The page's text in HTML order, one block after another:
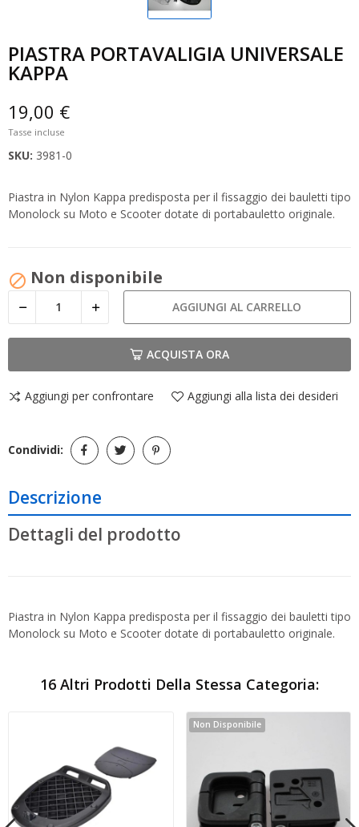
PIASTRA PORTAVALIGIA UNIVERSALE
KAPPA
19,00 €
Tasse incluse
SKU: 3981-0
Piastra in Nylon Kappa predisposta per il fissaggio dei bauletti tipo
Monolock su Moto e Scooter dotate di portabauletto originale.
 Non disponibile
AGGIUNGI AL CARRELLO
ACQUISTA ORA
Aggiungi per confrontare Aggiungi alla lista dei desideri
Condividi:
Descrizione
Dettagli del prodotto
Piastra in Nylon Kappa predisposta per il fissaggio dei bauletti tipo
Monolock su Moto e Scooter dotate di portabauletto originale.
16 Altri Prodotti Della Stessa Categoria:
Non Disponibile